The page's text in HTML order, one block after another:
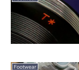
Footwear